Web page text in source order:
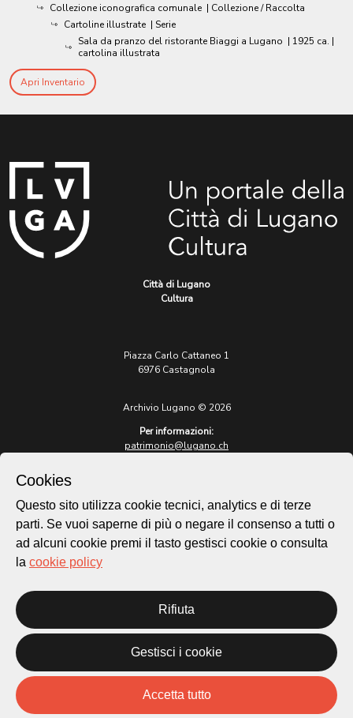
Collezione iconografica comunale | Collezione / Raccolta
Cartoline illustrate | Serie
Sala da pranzo del ristorante Biaggi a Lugano | 1925 ca. |
cartolina illustrata
Apri Inventario
Città di Lugano
Cultura
Piazza Carlo Cattaneo 1
6976 Castagnola
Archivio Lugano © 2026
Per informazioni:
patrimonio@lugano.ch
lugano.ch
Cookie policy
Homepage
Temi
Mappa
Novità
Progetti
Cookies
Questo sito utilizza cookie tecnici, analytics e di terze
parti. Se vuoi saperne di più o negare il consenso a tutti o
ad alcuni cookie premi il tasto gestisci cookie o consulta
la cookie policy
Rifiuta
Gestisci i cookie
Accetta tutto